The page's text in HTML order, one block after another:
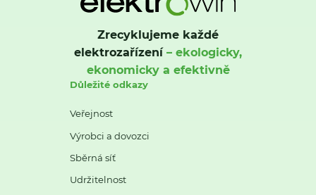
Zrecyklujeme každé
elektrozařízení– ekologicky,
ekonomicky a efektivně
Důležité odkazy
Veřejnost
Výrobci a dovozci
Sběrná síť
Udržitelnost